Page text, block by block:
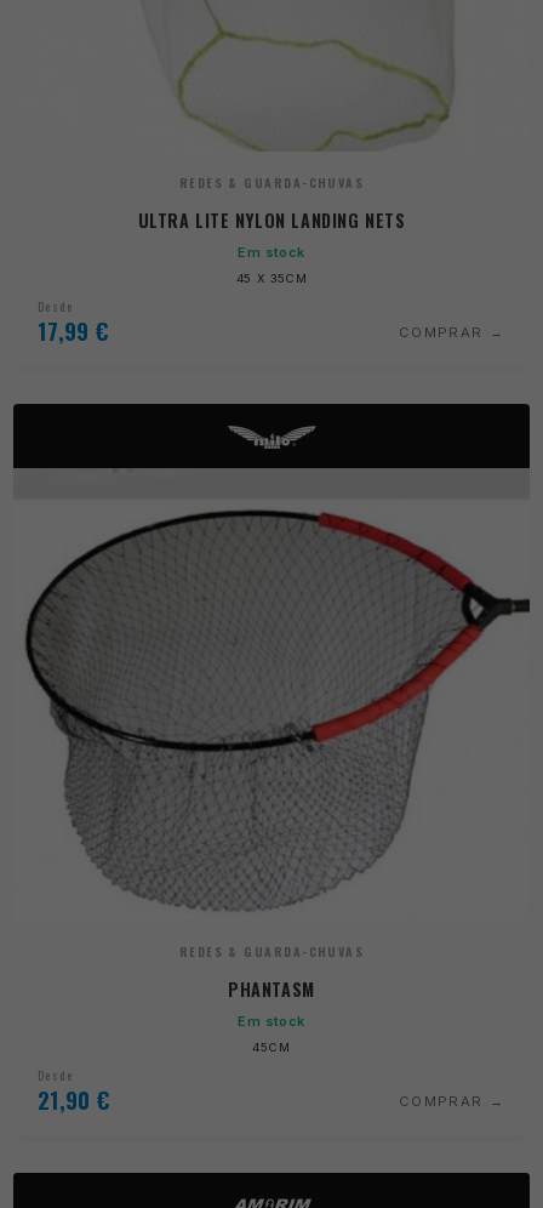
REDES & GUARDA-CHUVAS
ULTRA LITE NYLON LANDING NETS
Em stock
45 X 35CM
Desde
17,99 € COMPRAR
REDES & GUARDA-CHUVAS
PHANTASM
Em stock
45CM
Desde
21,90 € COMPRAR